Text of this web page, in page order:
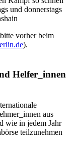
und donnerstags
vorher beim
).
Helfer_innen
aus
wie in jedem Jahr
teilzunehmen